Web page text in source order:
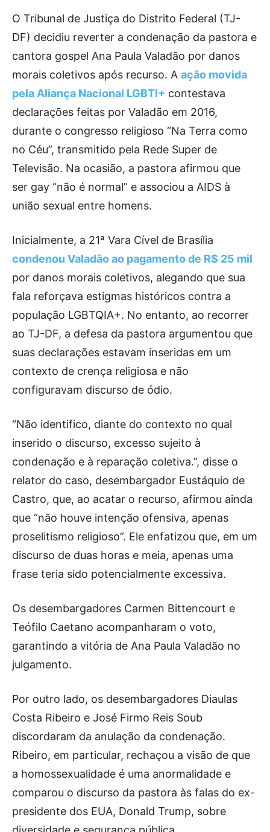
O Tribunal de Justiça do Distrito Federal (TJ-
DF) decidiu reverter a condenação da pastora e
cantora gospel Ana Paula Valadão por danos
morais coletivos após recurso. A ação movida
pela Aliança Nacional LGBTI+ contestava
declarações feitas por Valadão em 2016,
durante o congresso religioso “Na Terra como
no Céu”, transmitido pela Rede Super de
Televisão. Na ocasião, a pastora afirmou que
ser gay “não é normal” e associou a AIDS à
união sexual entre homens.
Inicialmente, a 21ª Vara Cível de Brasília
condenou Valadão ao pagamento de R$ 25 mil
por danos morais coletivos, alegando que sua
fala reforçava estigmas históricos contra a
população LGBTQIA+. No entanto, ao recorrer
ao TJ-DF, a defesa da pastora argumentou que
suas declarações estavam inseridas em um
contexto de crença religiosa e não
configuravam discurso de ódio.
“Não identifico, diante do contexto no qual
inserido o discurso, excesso sujeito à
condenação e à reparação coletiva.”, disse o
relator do caso, desembargador Eustáquio de
Castro, que, ao acatar o recurso, afirmou ainda
que “não houve intenção ofensiva, apenas
proselitismo religioso”. Ele enfatizou que, em um
discurso de duas horas e meia, apenas uma
frase teria sido potencialmente excessiva.
Os desembargadores Carmen Bittencourt e
Teófilo Caetano acompanharam o voto,
garantindo a vitória de Ana Paula Valadão no
julgamento.
Por outro lado, os desembargadores Diaulas
Costa Ribeiro e José Firmo Reis Soub
discordaram da anulação da condenação.
Ribeiro, em particular, rechaçou a visão de que
a homossexualidade é uma anormalidade e
comparou o discurso da pastora às falas do ex-
presidente dos EUA, Donald Trump, sobre